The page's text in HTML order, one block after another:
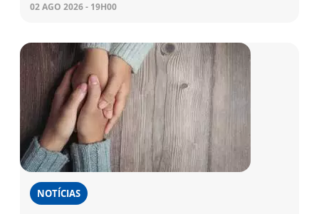
02 AGO 2026 - 19H00
NOTÍCIAS